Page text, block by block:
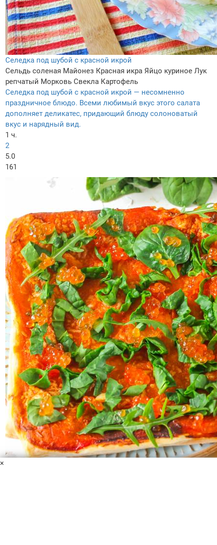
Селедка под шубой с красной икрой
Сельдь соленая Майонез Красная икра Яйцо куриное Лук
репчатый Морковь Свекла Картофель
Селедка под шубой с красной икрой — несомненно
праздничное блюдо. Всеми любимый вкус этого салата
дополняет деликатес, придающий блюду солоноватый
вкус и нарядный вид.
1 ч.
2
5.0
161
×